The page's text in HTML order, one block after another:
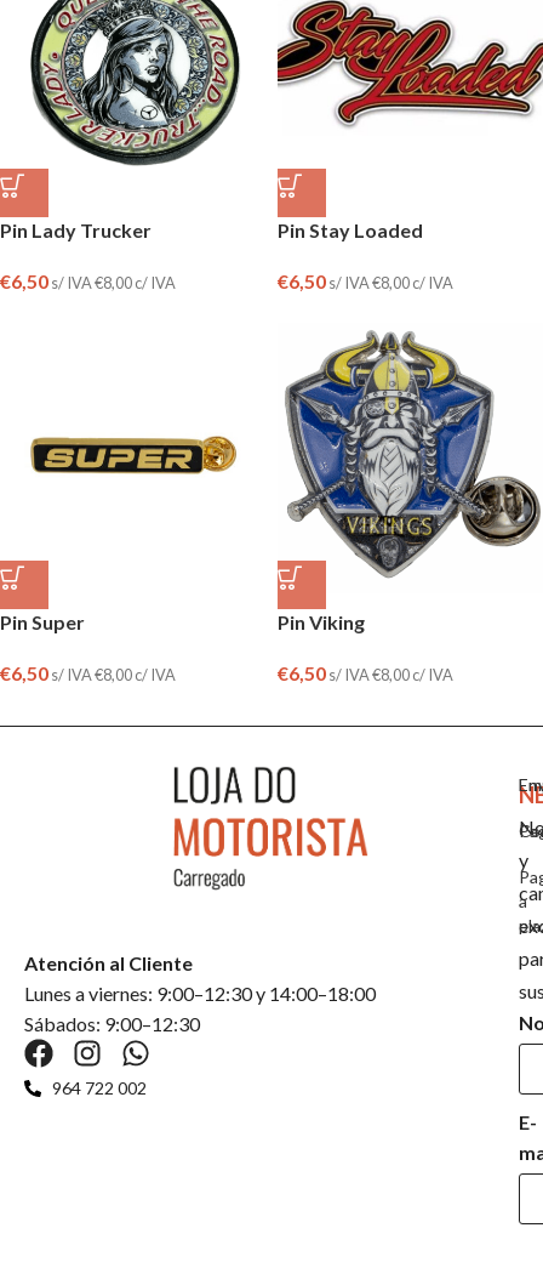
Pin Lady Trucker
€6,50s/ IVA€8,00c/ IVA
Pin Stay Loaded
€6,50s/ IVA€8,00c/ IVA
Pin Super
€6,50s/ IVA€8,00c/ IVA
Pin Viking
€6,50s/ IVA€8,00c/ IVA
a
Atención al Cliente
Lunes a viernes: 9:00–12:30 y 14:00–18:00
Sábados: 9:00–12:30
964 722 002
y
E-